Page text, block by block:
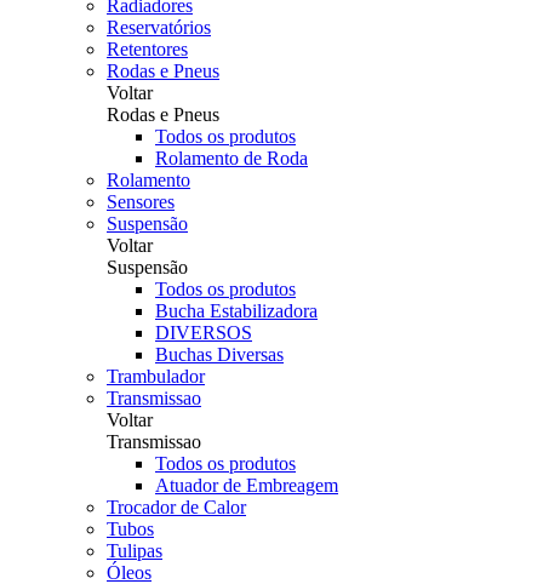
Radiadores
Reservatórios
Retentores
Rodas e Pneus
Voltar
Rodas e Pneus
Todos os produtos
Rolamento de Roda
Rolamento
Sensores
Suspensão
Voltar
Suspensão
Todos os produtos
Bucha Estabilizadora
DIVERSOS
Buchas Diversas
Trambulador
Transmissao
Voltar
Transmissao
Todos os produtos
Atuador de Embreagem
Trocador de Calor
Tubos
Tulipas
Óleos